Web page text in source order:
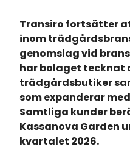
Transiro fortsätter
inom
genomslag vid
har bolaget tecknat
trädgårdsbutiker
som expanderar
Samtliga kunder
Kassanova Garden
kvartalet 2026.